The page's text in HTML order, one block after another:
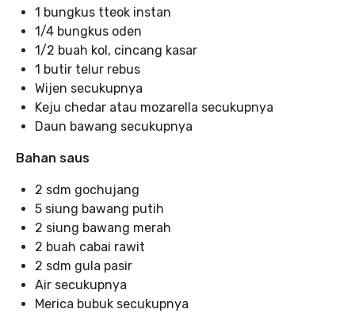
1 bungkus tteok instan
1/4 bungkus oden
1/2 buah kol, cincang kasar
1 butir telur rebus
Wijen secukupnya
Keju chedar atau mozarella secukupnya
Daun bawang secukupnya
Bahan saus
2 sdm gochujang
5 siung bawang putih
2 siung bawang merah
2 buah cabai rawit
2 sdm gula pasir
Air secukupnya
Merica bubuk secukupnya